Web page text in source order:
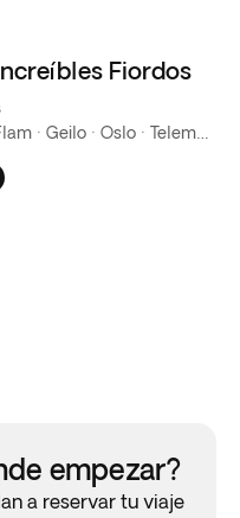
Fiordos
empezar?
a reservar tu viaje